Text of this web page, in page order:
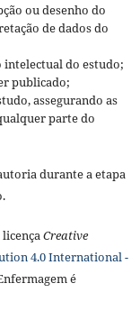
ou desenho do
de dados do
intelectual do estudo;
publicado;
assegurando as
parte do
durante a etapa
Creative
4.0 International -
é